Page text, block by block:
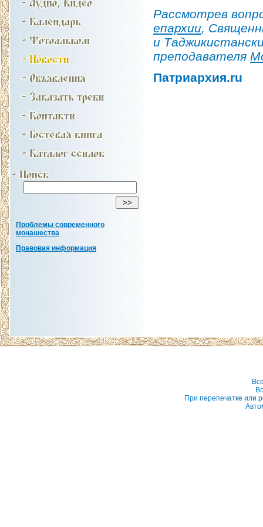
Проблемы современного
монашества
Правовая информация
Рассмотрев
епархии,
и
преподавателя
Патриархия.ru
При перепечатке или